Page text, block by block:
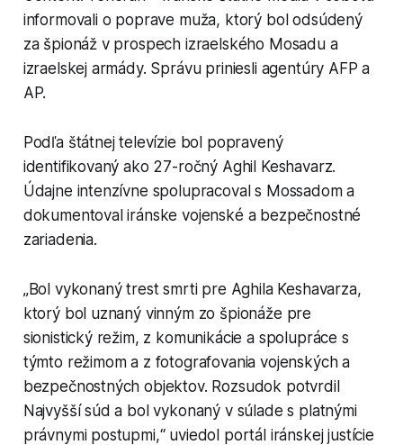
informovali o poprave muža, ktorý bol odsúdený
za špionáž v prospech izraelského Mosadu a
izraelskej armády. Správu priniesli agentúry AFP a
AP.
Podľa štátnej televízie bol popravený
identifikovaný ako 27-ročný Aghil Keshavarz.
Údajne intenzívne spolupracoval s Mossadom a
dokumentoval iránske vojenské a bezpečnostné
zariadenia.
„Bol vykonaný trest smrti pre Aghila Keshavarza,
ktorý bol uznaný vinným zo špionáže pre
sionistický režim, z komunikácie a spolupráce s
týmto režimom a z fotografovania vojenských a
bezpečnostných objektov. Rozsudok potvrdil
Najvyšší súd a bol vykonaný v súlade s platnými
právnymi postupmi,“ uviedol portál iránskej justície